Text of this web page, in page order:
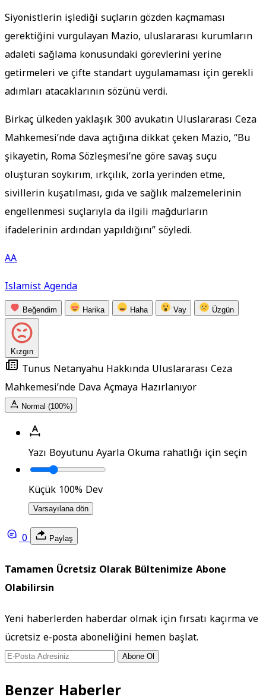
Siyonistlerin işlediği suçların gözden kaçmaması
gerektiğini vurgulayan Mazio, uluslararası kurumların
adaleti sağlama konusundaki görevlerini yerine
getirmeleri ve çifte standart uygulamaması için gerekli
adımları atacaklarının sözünü verdi.
Birkaç ülkeden yaklaşık 300 avukatın Uluslararası Ceza
Mahkemesi’nde dava açtığına dikkat çeken Mazio, “Bu
şikayetin, Roma Sözleşmesi’ne göre savaş suçu
oluşturan soykırım, ırkçılık, zorla yerinden etme,
sivillerin kuşatılması, gıda ve sağlık malzemelerinin
engellenmesi suçlarıyla da ilgili mağdurların
ifadelerinin ardından yapıldığını” söyledi.
AA
Islamist Agenda
Beğendim Harika Haha Vay Üzgün
Kızgın
Tunus Netanyahu Hakkında Uluslararası Ceza
Mahkemesi’nde Dava Açmaya Hazırlanıyor
Normal (100%)
Yazı Boyutunu AyarlaOkuma rahatlığı için seçin
Küçük 100%Dev
Varsayılana dön
0 Paylaş
Tamamen Ücretsiz Olarak Bültenimize Abone
Olabilirsin
Yeni haberlerden haberdar olmak için fırsatı kaçırma ve
ücretsiz e-posta aboneliğini hemen başlat.
Abone Ol
Benzer Haberler